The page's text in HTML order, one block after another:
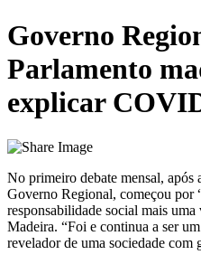
Governo
Parlamento
explicar
No primeiro debate mensal, após
Governo Regional, começou por
responsabilidade social mais
Madeira. “Foi e continua a ser
revelador de uma sociedade com